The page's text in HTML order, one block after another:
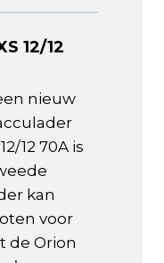
12/12
nieuw
12 70A is
kan
voor
de Orion